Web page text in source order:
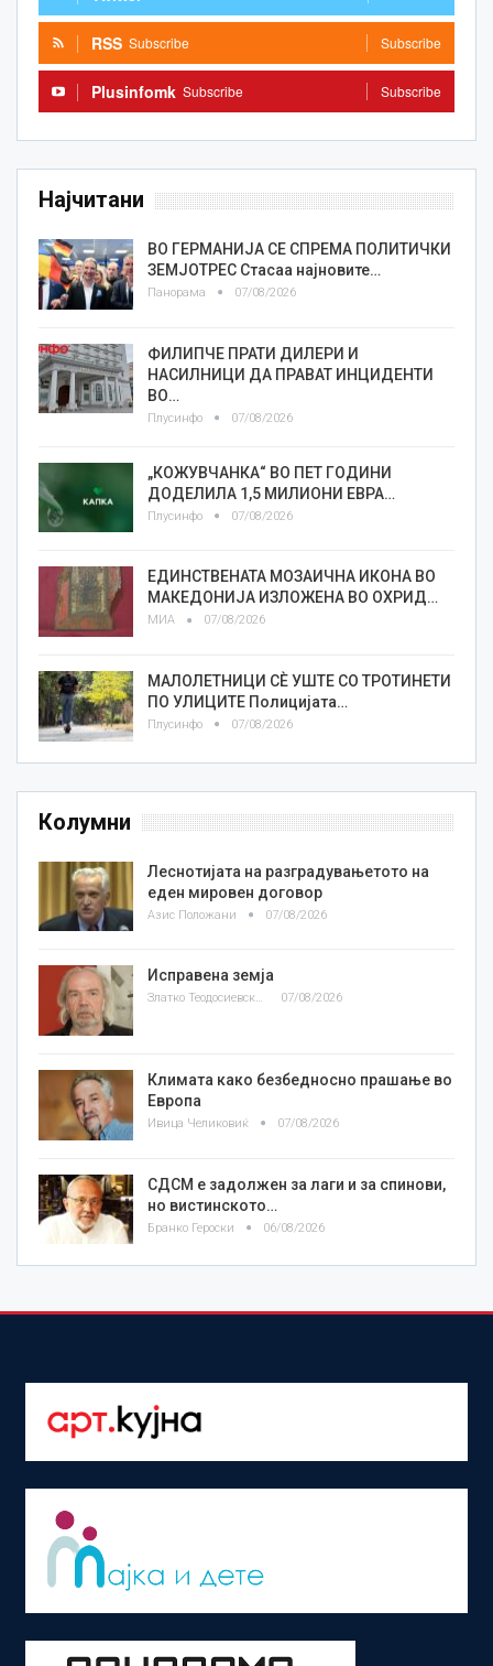
RSS Subscribe Subscribe
Plusinfomk Subscribe Subscribe
Најчитани
ВО ГЕРМАНИЈА СЕ СПРЕМА ПОЛИТИЧКИ
ЗЕМЈОТРЕС Стасаа најновите…
Панорама 07/08/2026
ФИЛИПЧЕ ПРАТИ ДИЛЕРИ И
НАСИЛНИЦИ ДА ПРАВАТ ИНЦИДЕНТИ
ВО…
Плусинфо 07/08/2026
„КОЖУВЧАНКА“ ВО ПЕТ ГОДИНИ
ДОДЕЛИЛА 1,5 МИЛИОНИ ЕВРА…
Плусинфо 07/08/2026
ЕДИНСТВЕНАТА МОЗАИЧНА ИКОНА ВО
МАКЕДОНИЈА ИЗЛОЖЕНА ВО ОХРИД…
МИА 07/08/2026
МАЛОЛЕТНИЦИ СÈ УШТЕ СО ТРОТИНЕТИ
ПО УЛИЦИТЕ Полицијата…
Плусинфо 07/08/2026
Колумни
Леснотијата на разградувањетото на
еден мировен договор
Азис Положани 07/08/2026
Исправена земја
Златко Теодосиевски 07/08/2026
Климата како безбедносно прашање во
Европа
Ивица Челиковиќ 07/08/2026
СДСМ е задолжен за лаги и за спинови,
но вистинското…
Бранко Героски 06/08/2026